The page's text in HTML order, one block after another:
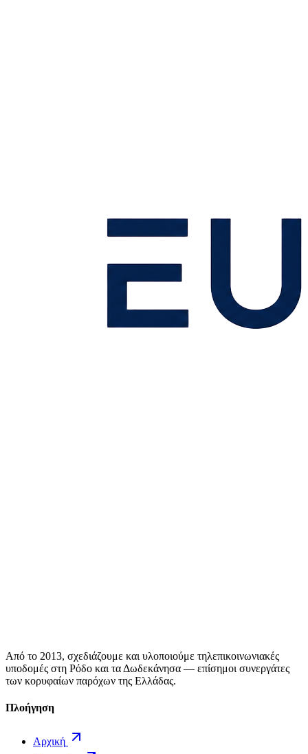
Από το 2013, σχεδιάζουμε και υλοποιούμε τηλεπικοινωνιακές
υποδομές στη Ρόδο και τα Δωδεκάνησα — επίσημοι συνεργάτες
των κορυφαίων παρόχων της Ελλάδας.
Πλοήγηση
Αρχική